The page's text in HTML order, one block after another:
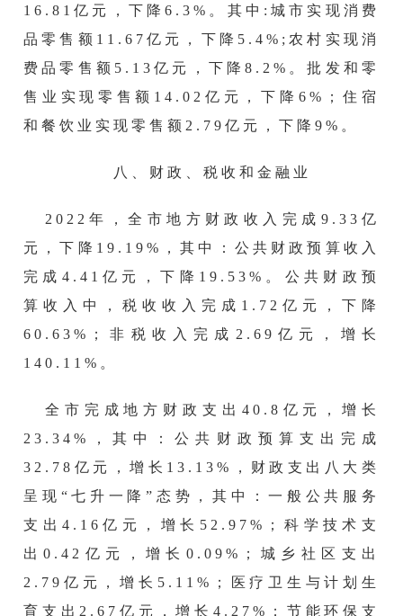
16.81亿元，下降6.3%。 其中 :城市实现消费
品零售额 11.67 亿元，下降 5.4 %;农村实现消
费品零售额 5.13 亿元，下降8.2%。批发和零
售业实现零售额 14.02 亿元，下降 6 %；住宿
和餐饮业实现零售额 2.79亿元，下降9%。
八、财政、税收和金融业
2022年，全市地方财政收入完成9.33亿
元，下降19.19%，其中：公共财政预算收入
完成4.41亿元，下降19.53%。公共财政预
算收入中，税收收入完成1.72亿元，下降
60.63%；非税收入完成2.69亿元，增长
140.11%。
全市完成地方财政支出 40.8亿元，增长
23.34%，其中：公共财政预算支出完成
32.78亿元，增长13.13%，财政支出八大类
呈现“七升一降”态势，其中：一般公共服务
支出4.16亿元，增长52.97%；科学技术支
出0.42亿元，增长0.09%；城乡社区支出
2.79亿元，增长5.11%；医疗卫生与计划生
育支出2.67亿元，增长4.27%；节能环保支